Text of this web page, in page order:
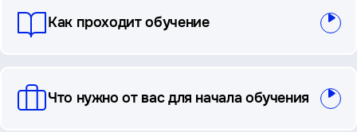
Как проходит обучение
Что нужно от вас для начала обучения